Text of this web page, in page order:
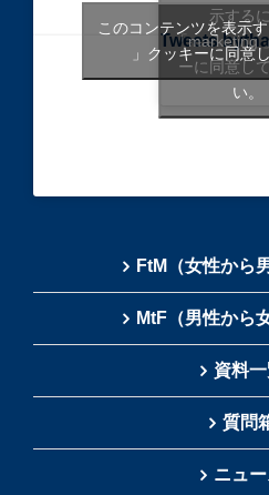
Tweets
示する
「marketing
ーに同意し
い。
このコンテンツを表示
」クッキーに同意
FtM（女性から
MtF（男性から
資料
質問
ニュ